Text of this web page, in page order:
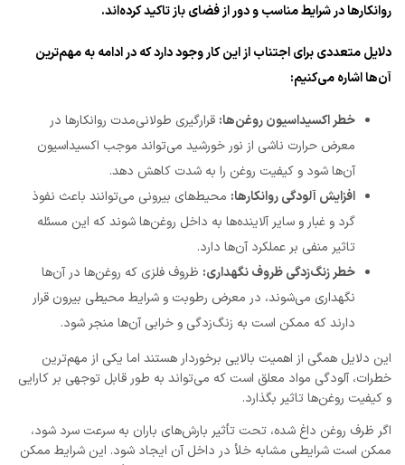
روانکارها در شرایط مناسب و دور از فضای باز تاکید کرده‌اند.
دلایل متعددی برای اجتناب از این کار وجود دارد که در ادامه به مهم‌ترین
آن‌ها اشاره می‌کنیم:
خطر اکسیداسیون روغن‌ها: قرارگیری طولانی‌مدت روانکارها در
معرض حرارت ناشی از نور خورشید می‌تواند موجب اکسیداسیون
آن‌ها شود و کیفیت روغن را به شدت کاهش دهد.
افزایش آلودگی روانکارها: محیط‌های بیرونی می‌توانند باعث نفوذ
گرد و غبار و سایر آلاینده‌ها به داخل روغن‌ها شوند که این مسئله
تاثیر منفی بر عملکرد آن‌ها دارد.
خطر زنگ‌زدگی ظروف نگهداری: ظروف فلزی که روغن‌ها در آن‌ها
نگهداری می‌شوند، در معرض رطوبت و شرایط محیطی بیرون قرار
دارند که ممکن است به زنگ‌زدگی و خرابی آن‌ها منجر شود.
این دلایل همگی از اهمیت بالایی برخوردار هستند اما یکی از مهم‌ترین
خطرات، آلودگی مواد معلق است که می‌تواند به طور قابل توجهی بر کارایی
و کیفیت روغن‌ها تاثیر بگذارد.
اگر ظرف روغن داغ شده، تحت تأثیر بارش‌های باران به سرعت سرد شود،
ممکن است شرایطی مشابه خلأ در داخل آن ایجاد شود. این شرایط ممکن